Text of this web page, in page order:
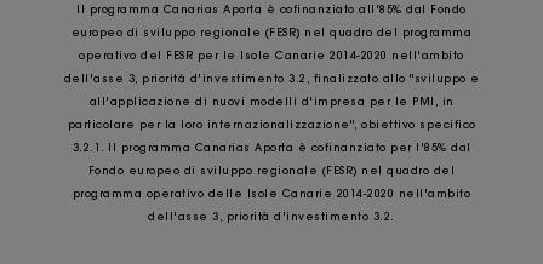
Il programma Canarias Aporta è cofinanziato all'85% dal Fondo
europeo di sviluppo regionale (FESR) nel quadro del programma
operativo del FESR per le Isole Canarie 2014-2020 nell'ambito
dell'asse 3, priorità d'investimento 3.2, finalizzato allo "sviluppo e
all'applicazione di nuovi modelli d'impresa per le PMI, in
particolare per la loro internazionalizzazione", obiettivo specifico
3.2.1. Il programma Canarias Aporta è cofinanziato per l'85% dal
Fondo europeo di sviluppo regionale (FESR) nel quadro del
programma operativo delle Isole Canarie 2014-2020 nell'ambito
dell'asse 3, priorità d'investimento 3.2.